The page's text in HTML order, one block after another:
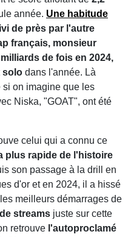
année. Une habitude
de près par l'autre
français, monsieur
milliards de fois en 2024,
solo dans l'année. Là
si on imagine que les
Niska, "GOAT", ont été
celui qui a connu ce
plus rapide de l'histoire
son passage à la drill en
d'or et en 2024, il a hissé
meilleurs démarrages de
streams juste sur cette
retrouve l'autoproclamé